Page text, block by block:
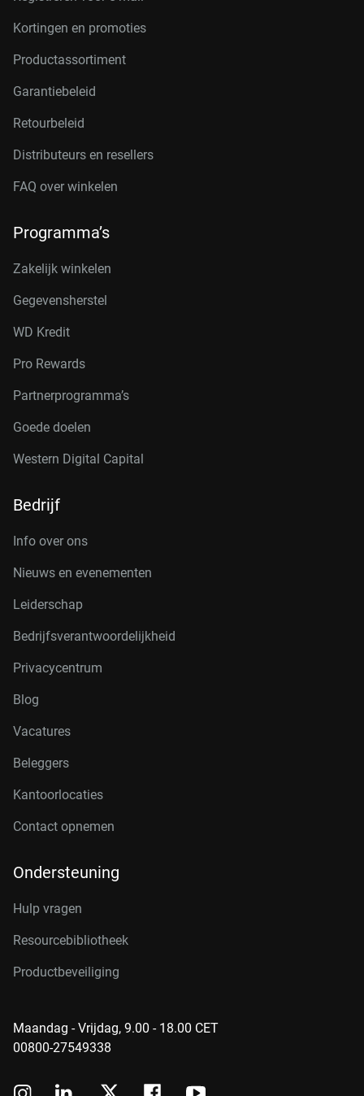
Kortingen en promoties
Productassortiment
Garantiebeleid
Retourbeleid
Distributeurs en resellers
FAQ over winkelen
Programma’s
Zakelijk winkelen
Gegevensherstel
WD Kredit
Pro Rewards
Partnerprogramma’s
Goede doelen
Western Digital Capital
Bedrijf
Info over ons
Nieuws en evenementen
Leiderschap
Bedrijfsverantwoordelijkheid
Privacycentrum
Blog
Vacatures
Beleggers
Kantoorlocaties
Contact opnemen
Ondersteuning
Hulp vragen
Resourcebibliotheek
Productbeveiliging
Maandag - Vrijdag, 9.00 - 18.00 CET
00800-27549338